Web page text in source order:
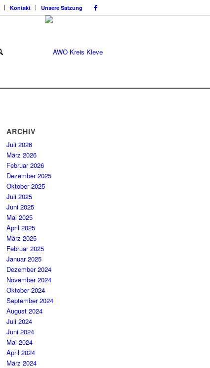
Kontakt Unsere Satzung
ARCHIV
Juli 2026
März 2026
Februar 2026
Dezember 2025
Oktober 2025
Juli 2025
Juni 2025
Mai 2025
April 2025
März 2025
Februar 2025
Januar 2025
Dezember 2024
November 2024
Oktober 2024
September 2024
August 2024
Juli 2024
Juni 2024
Mai 2024
April 2024
März 2024